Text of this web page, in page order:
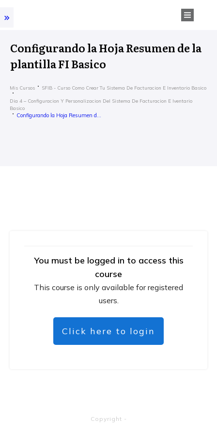
Configurando la Hoja Resumen de la
plantilla FI Basico
Mis Cursos SFIB - Curso Como Crear Tu Sistema De Facturacion E Inventario Basico
Dia 4 – Configuracion Y Personalizacion Del Sistema De Facturacion E Iventario
Basico
You must be logged in to access this
course
This course is only available for registered
users.
Click here to login
Copyright -